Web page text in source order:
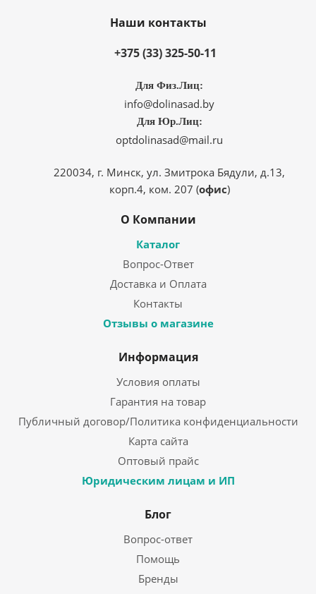
Наши контакты
+375 (33) 325-50-11
Для Физ.Лиц:
info@dolinasad.by
Для Юр.Лиц:
optdolinasad@mail.ru
220034, г. Минск, ул. Змитрока Бядули, д.13,
корп.4, ком. 207 (офис)
О Компании
Каталог
Вопрос-Ответ
Доставка и Оплата
Контакты
Отзывы о магазине
Информация
Условия оплаты
Гарантия на товар
Публичный договор/Политика конфиденциальности
Карта сайта
Оптовый прайс
Юридическим лицам и ИП
Блог
Вопрос-ответ
Помощь
Бренды